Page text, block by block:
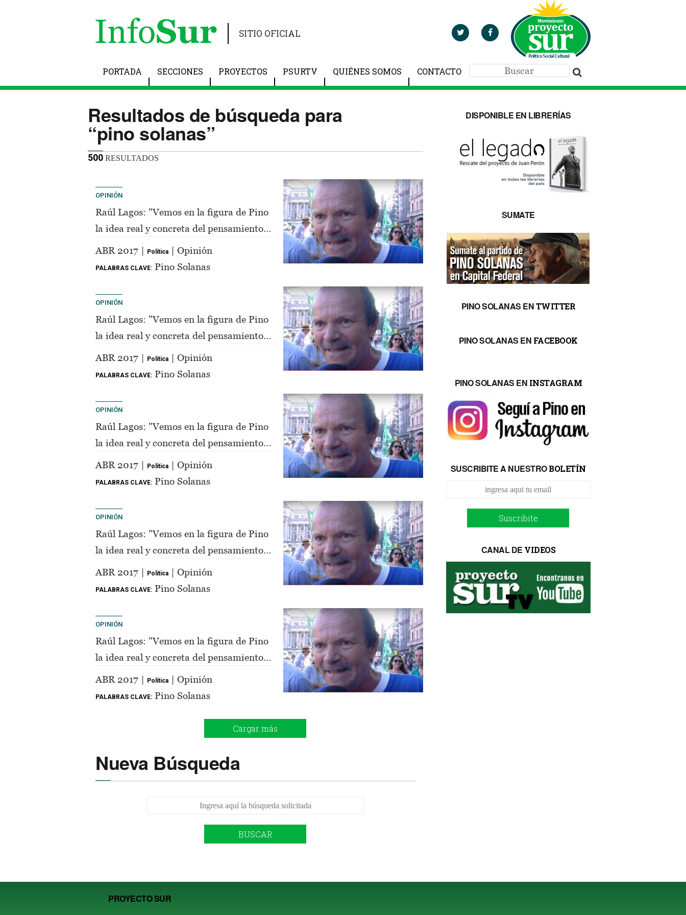
SITIO OFICIAL
PORTADA SECCIONES PROYECTOS PSURTV QUIÉNES SOMOS CONTACTO
Resultados de búsqueda para
“pino solanas”
500 RESULTADOS
OPINIÓN
Raúl Lagos: "Vemos en la figura de Pino
la idea real y concreta del pensamiento
de Perón"
ABR 2017 | Política | Opinión
PALABRAS CLAVE: Pino Solanas
OPINIÓN
Raúl Lagos: "Vemos en la figura de Pino
la idea real y concreta del pensamiento
de Perón"
ABR 2017 | Política | Opinión
PALABRAS CLAVE: Pino Solanas
OPINIÓN
Raúl Lagos: "Vemos en la figura de Pino
la idea real y concreta del pensamiento
de Perón"
ABR 2017 | Política | Opinión
PALABRAS CLAVE: Pino Solanas
OPINIÓN
Raúl Lagos: "Vemos en la figura de Pino
la idea real y concreta del pensamiento
de Perón"
ABR 2017 | Política | Opinión
PALABRAS CLAVE: Pino Solanas
OPINIÓN
Raúl Lagos: "Vemos en la figura de Pino
la idea real y concreta del pensamiento
de Perón"
ABR 2017 | Política | Opinión
PALABRAS CLAVE: Pino Solanas
Cargar más
Nueva Búsqueda
BUSCAR
DISPONIBLE EN LIBRERÍAS
SUMATE
PINO SOLANAS ENTWITTER
PINO SOLANAS EN FACEBOOK
PINO SOLANAS EN INSTAGRAM
SUSCRIBITE A NUESTROBOLETÍN
Suscribite
CANAL DE VIDEOS
PROYECTO SUR